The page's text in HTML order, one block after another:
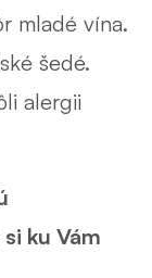
mladé vína.
šedé.
alergii
ku Vám